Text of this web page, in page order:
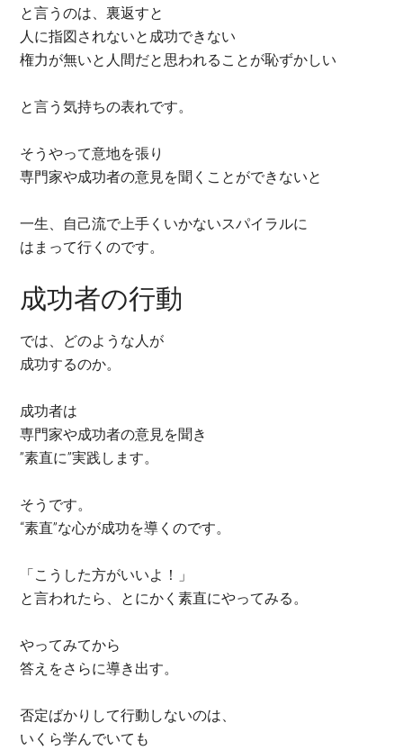
と言うのは、裏返すと
人に指図されないと成功できない
権力が無いと人間だと思われることが恥ずかしい
と言う気持ちの表れです。
そうやって意地を張り
専門家や成功者の意見を聞くことができないと
一生、自己流で上手くいかないスパイラルに
はまって行くのです。
成功者の行動
では、どのような人が
成功するのか。
成功者は
専門家や成功者の意見を聞き
”素直に”実践します。
そうです。
“素直”な心が成功を導くのです。
「こうした方がいいよ！」
と言われたら、とにかく素直にやってみる。
やってみてから
答えをさらに導き出す。
否定ばかりして行動しないのは、
いくら学んでいても